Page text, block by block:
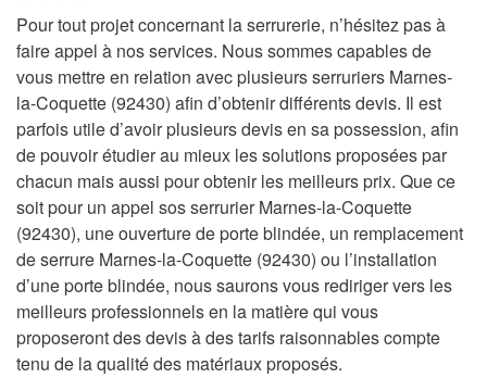
Pour tout projet concernant la serrurerie, n’hésitez pas à
faire appel à nos services. Nous sommes capables de
vous mettre en relation avec plusieurs serruriers Marnes-
la-Coquette (92430) afin d’obtenir différents devis. Il est
parfois utile d’avoir plusieurs devis en sa possession, afin
de pouvoir étudier au mieux les solutions proposées par
chacun mais aussi pour obtenir les meilleurs prix. Que ce
soit pour un appel sos serrurier Marnes-la-Coquette
(92430), une ouverture de porte blindée, un remplacement
de serrure Marnes-la-Coquette (92430) ou l’installation
d’une porte blindée, nous saurons vous rediriger vers les
meilleurs professionnels en la matière qui vous
proposeront des devis à des tarifs raisonnables compte
tenu de la qualité des matériaux proposés.